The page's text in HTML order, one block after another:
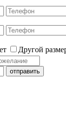
Другой